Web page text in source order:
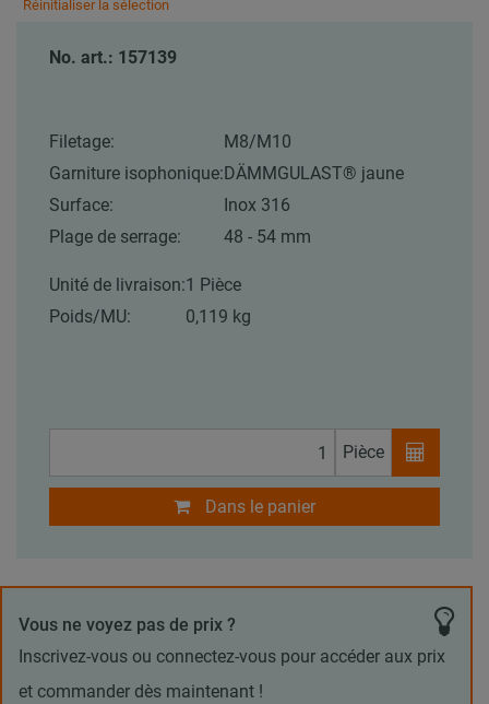
Réinitialiser la sélection
No. art.: 157139
Filetage:
M8/M10
Garniture isophonique: DÄMMGULAST® jaune
Surface:
Inox 316
Plage de serrage:
48 - 54 mm
Unité de livraison:1 Pièce
Poids/MU:
0,119 kg
Pièce
Dans le panier
Vous ne voyez pas de prix ?
Inscrivez-vous ou connectez-vous pour accéder aux prix
et commander dès maintenant !